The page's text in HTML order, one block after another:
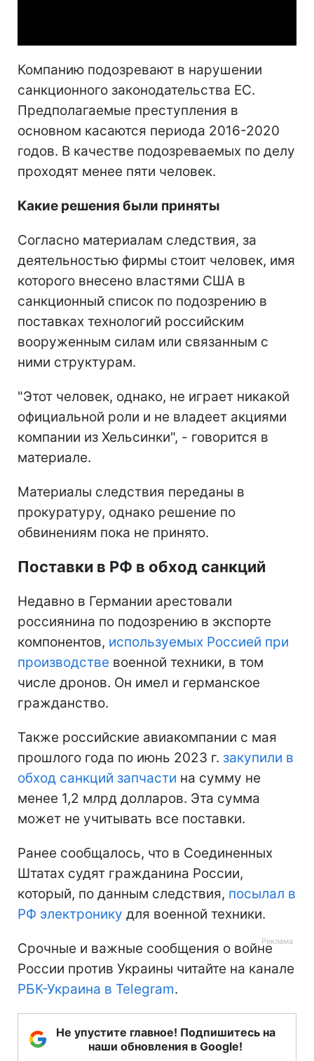
Компанию подозревают в нарушении
санкционного законодательства ЕС.
Предполагаемые преступления в
основном касаются периода 2016-2020
годов. В качестве подозреваемых по делу
проходят менее пяти человек.
Какие решения были приняты
Согласно материалам следствия, за
деятельностью фирмы стоит человек, имя
которого внесено властями США в
санкционный список по подозрению в
поставках технологий российским
вооруженным силам или связанным с
ними структурам.
"Этот человек, однако, не играет никакой
официальной роли и не владеет акциями
компании из Хельсинки", - говорится в
материале.
Материалы следствия переданы в
прокуратуру, однако решение по
обвинениям пока не принято.
Поставки в РФ в обход санкций
Недавно в Германии арестовали
россиянина по подозрению в экспорте
компонентов, используемых Россией при
производстве военной техники, в том
числе дронов. Он имел и германское
гражданство.
Также российские авиакомпании с мая
прошлого года по июнь 2023 г. закупили в
обход санкций запчасти на сумму не
менее 1,2 млрд долларов. Эта сумма
может не учитывать все поставки.
Ранее сообщалось, что в Соединенных
Штатах судят гражданина России,
который, по данным следствия, посылал в
РФ электронику для военной техники.
Срочные и важные сообщения о войне
России против Украины читайте на канале
РБК-Украина в Telegram.
Не упустите главное! Подпишитесь на
наши обновления в Google!